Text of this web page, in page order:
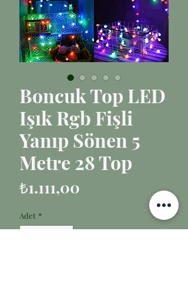
Boncuk Top LED
Işık Rgb Fişli
Yanıp Sönen 5
Metre 28 Top
₺1.111,00
Adet *